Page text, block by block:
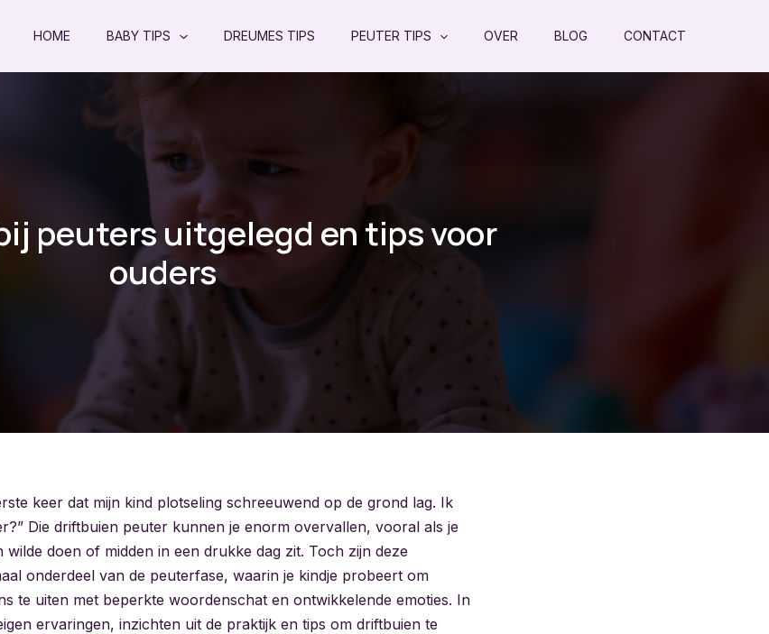
HOME BABY TIPS DREUMES TIPS PEUTER TIPS OVER BLOG CONTACT
peuters uitgelegd en tips voor
ouders
keer dat mijn kind plotseling schreeuwend op de grond lag. Ik
Die driftbuien peuter kunnen je enorm overvallen, vooral als je
doen of midden in een drukke dag zit. Toch zijn deze
onderdeel van de peuterfase, waarin je kindje probeert om
te uiten met beperkte woordenschat en ontwikkelende emoties. In
ervaringen, inzichten uit de praktijk en tips om driftbuien te